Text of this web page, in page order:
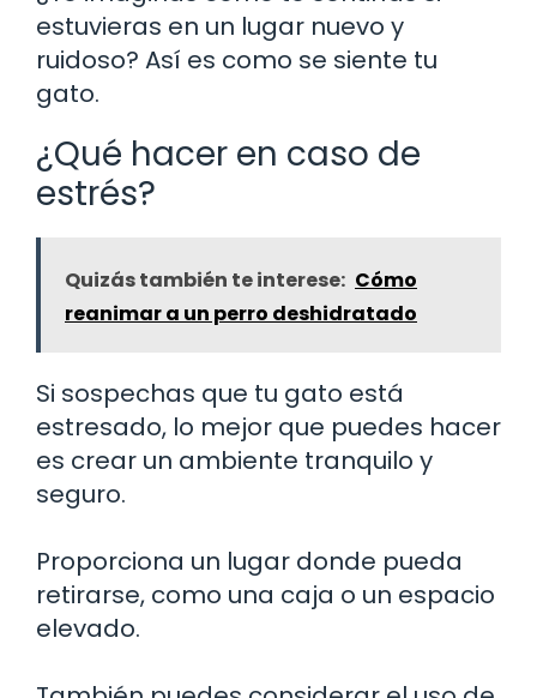
estuvieras en un lugar nuevo y
ruidoso? Así es como se siente tu
gato.
¿Qué hacer en caso de
estrés?
Quizás también te interese: Cómo
reanimar a un perro deshidratado
Si sospechas que tu gato está
estresado, lo mejor que puedes hacer
es crear un ambiente tranquilo y
seguro.
Proporciona un lugar donde pueda
retirarse, como una caja o un espacio
elevado.